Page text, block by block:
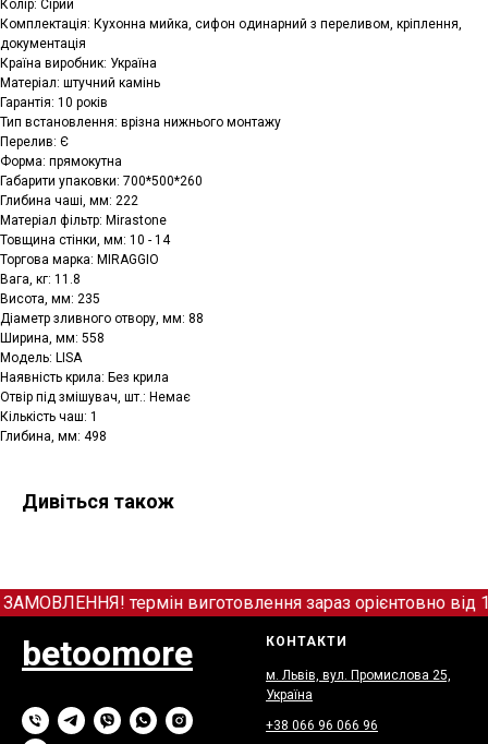
Колір: Сірий
Комплектація: Кухонна мийка, сифон одинарний з переливом, кріплення,
документація
Країна виробник: Україна
Матеріал: штучний камінь
Гарантія: 10 років
Тип встановлення: врізна нижнього монтажу
Перелив: Є
Форма: прямокутна
Габарити упаковки: 700*500*260
Глибина чаші, мм: 222
Матеріал фільтр: Mirastone
Товщина стінки, мм: 10 - 14
Торгова марка: MIRAGGIO
Вага, кг: 11.8
Висота, мм: 235
Діаметр зливного отвору, мм: 88
Ширина, мм: 558
Модель: LISA
Наявність крила: Без крила
Отвір під змішувач, шт.: Немає
Кількість чаш: 1
Глибина, мм: 498
Дивіться також
термін виготовлення зараз орієнтовно від
betoomore КОНТАКТИ
м. Львів, вул. Промислова 25,
Україна
+38 066 96 066 96